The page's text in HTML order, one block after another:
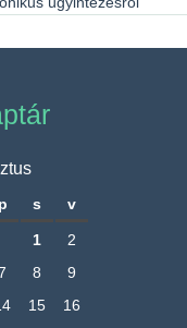
p s v
1
2
8
9
15
16